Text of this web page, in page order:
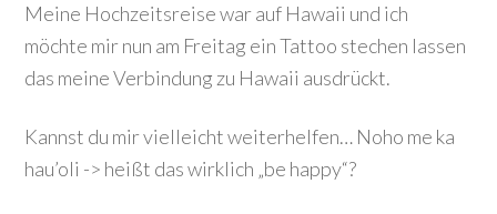
Meine Hochzeitsreise war auf Hawaii und ich
möchte mir nun am Freitag ein Tattoo stechen lassen
das meine Verbindung zu Hawaii ausdrückt.
Kannst du mir vielleicht weiterhelfen… Noho me ka
hau’oli -> heißt das wirklich „be happy“?